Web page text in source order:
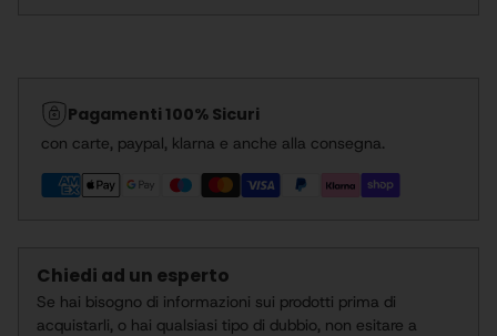
prodotto
carrello
Pagamenti 100% Sicuri
con carte, paypal, klarna e anche alla consegna.
Chiedi ad un esperto
Se hai bisogno di informazioni sui prodotti prima di
acquistarli, o hai qualsiasi tipo di dubbio, non esitare a